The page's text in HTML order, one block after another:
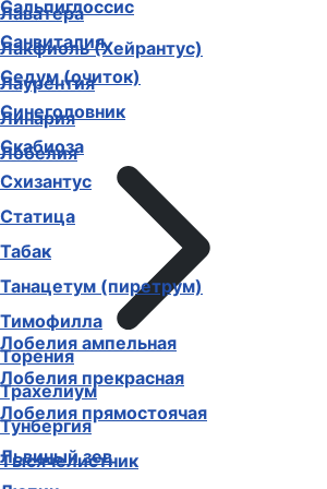
Лаватера
Лакфиоль (Хейрантус)
Лаурентия
Линария
Лобелия
Лобелия ампельная
Лобелия прекрасная
Лобелия прямостоячая
Львиный зев
Сальпиглоссис
Санвиталия
Седум (очиток)
Синеголовник
Скабиоза
Схизантус
Статица
Табак
Танацетум (пиретрум)
Тимофилла
Торения
Трахелиум
Тунбергия
Тысячелистник